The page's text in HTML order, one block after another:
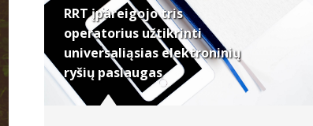
RRT įpareigojo tris
operatorius užtikrinti
universaliąsias elektroninių
ryšių paslaugas